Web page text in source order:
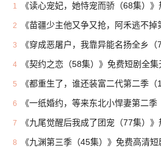
1 《读心宠妃，她恃宠而骄（68集）
2 《苗疆少主他又争又抢，阿禾逃不掉第七季（
3 《穿成恶屠户，我靠异能名扬全乡（
4 《契约之恋（58集）》免费短剧全
5 《都重生了，谁还装富二代第二季（103
6 《一纸婚约，等来东北小悍妻第二季（73
7 《九尾觉醒后我成了团宠（77集）
8 《九渊第三季（45集）》免费高清